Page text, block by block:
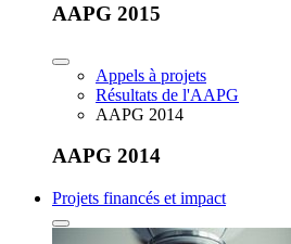
AAPG 2015
Appels à projets
Résultats de l'AAPG
AAPG 2014
AAPG 2014
Projets financés et impact